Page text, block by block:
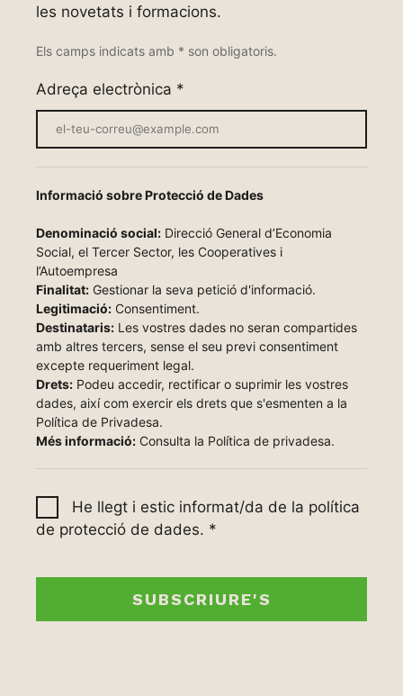
les novetats i formacions.
Els camps indicats amb * son obligatoris.
Adreça electrònica *
Informació sobre Protecció de Dades
Denominació social: Direcció General d’Economia
Social, el Tercer Sector, les Cooperatives i
l’Autoempresa
Finalitat: Gestionar la seva petició d'informació.
Legitimació: Consentiment.
Destinataris: Les vostres dades no seran compartides
amb altres tercers, sense el seu previ consentiment
excepte requeriment legal.
Drets: Podeu accedir, rectificar o suprimir les vostres
dades, així com exercir els drets que s'esmenten a la
Política de Privadesa.
Més informació: Consulta la Política de privadesa.
He llegt i estic informat/da de la política
de protecció de dades. *
SUBSCRIURE'S